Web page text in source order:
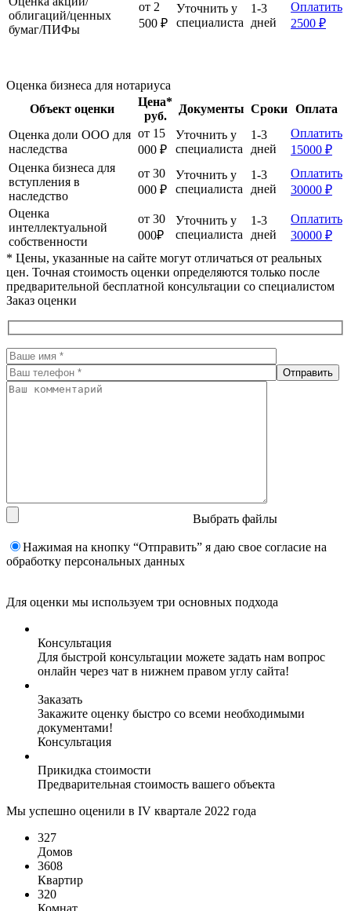
облигаций/ценных
бумаг/ПИФы
от 2
500 ₽
Уточнить у
специалиста
1-3
дней
Оплатить
2500 ₽
Оценка бизнеса для нотариуса
Объект оценки
Цена*
руб.
Документы Сроки Оплата
Оценка доли ООО для
наследства
от 15
000 ₽
Уточнить у
специалиста
1-3
дней
Оплатить
15000 ₽
Оценка бизнеса для
вступления в
наследство
от 30
000 ₽
Уточнить у
специалиста
1-3
дней
Оплатить
30000 ₽
Оценка
интеллектуальной
собственности
от 30
000₽
Уточнить у
специалиста
1-3
дней
Оплатить
30000 ₽
* Цены, указанные на сайте могут отличаться от реальных
цен. Точная стоимость оценки определяются только после
предварительной бесплатной консультации со специалистом
Заказ оценки
Выбрать файлы
Нажимая на кнопку “Отправить” я даю свое согласие на
обработку персональных данных
Для оценки мы используем три основных подхода
Консультация
Для быстрой консультации можете задать нам вопрос
онлайн через чат в нижнем правом углу сайта!
Заказать
Закажите оценку быстро со всеми необходимыми
документами!
Консультация
Прикидка стоимости
Предварительная стоимость вашего объекта
Мы успешно оценили в IV квартале 2022 года
327
Домов
3608
Квартир
320